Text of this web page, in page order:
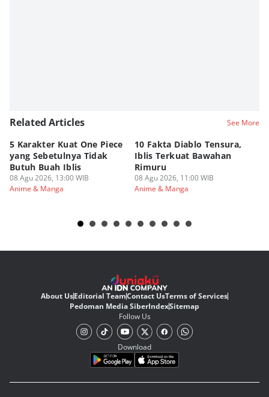
Related Articles See More
5 Karakter Kuat One Piece
yang Sebetulnya Tidak
Butuh Buah Iblis
08 Agu 2026, 13:00 WIB
Anime & Manga
10 Fakta Diablo Tensura,
Iblis Terkuat Bawahan
Rimuru
08 Agu 2026, 11:00 WIB
Anime & Manga
About UsEditorial TeamContact UsTerms of Services
Pedoman Media SiberIndexSitemap
Follow Us
Download